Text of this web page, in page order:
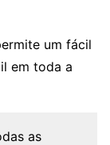
um fácil
em toda a
as